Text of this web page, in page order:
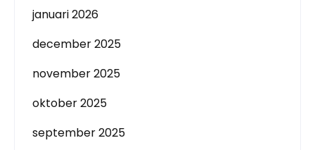
januari 2026
december 2025
november 2025
oktober 2025
september 2025